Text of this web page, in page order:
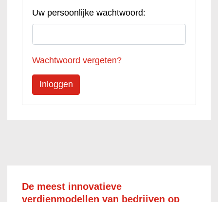
Uw persoonlijke wachtwoord:
Wachtwoord vergeten?
De meest innovatieve
verdienmodellen van bedrijven op